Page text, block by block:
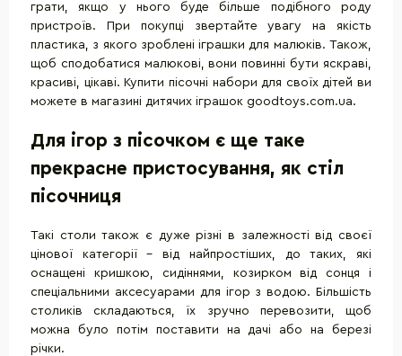
грати, якщо у нього буде більше подібного роду
пристроїв. При покупці звертайте увагу на якість
пластика, з якого зроблені іграшки для малюків. Також,
щоб сподобатися малюкові, вони повинні бути яскраві,
красиві, цікаві. Купити пісочні набори для своїх дітей ви
можете в магазині дитячих іграшок goodtoys.com.ua.
Для ігор з пісочком є ще таке
прекрасне пристосування, як стіл
пісочниця
Такі столи також є дуже різні в залежності від своєї
цінової категорії - від найпростіших, до таких, які
оснащені кришкою, сидіннями, козирком від сонця і
спеціальними аксесуарами для ігор з водою. Більшість
столиків складаються, їх зручно перевозити, щоб
можна було потім поставити на дачі або на березі
річки.